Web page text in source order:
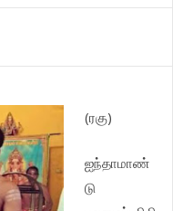
(ரகு)
ஐந்தாமாண்
டு